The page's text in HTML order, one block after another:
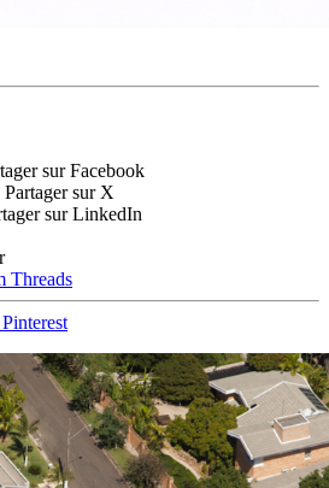
sur Facebook
Partager sur X
sur LinkedIn
Threads
Pinterest